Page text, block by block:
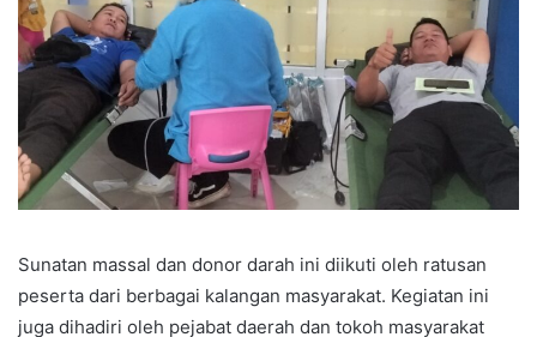
Sunatan massal dan donor darah ini diikuti oleh ratusan
peserta dari berbagai kalangan masyarakat. Kegiatan ini
juga dihadiri oleh pejabat daerah dan tokoh masyarakat